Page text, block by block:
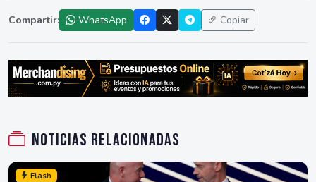
Compartir: WhatsApp Copiar
Noticias relacionadas
Flash